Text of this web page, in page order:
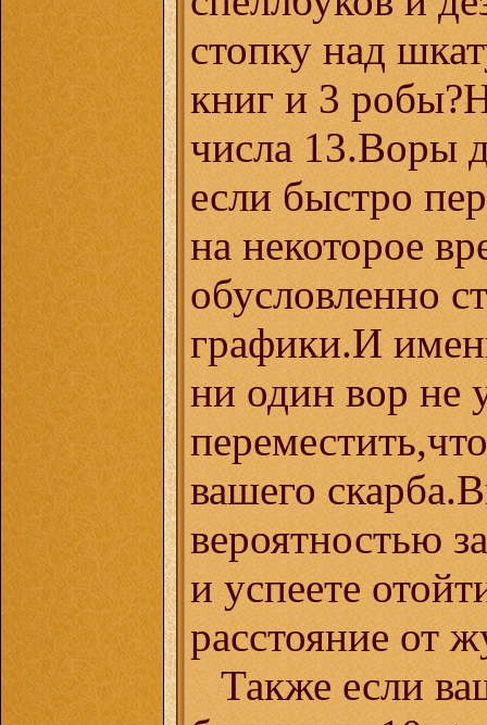
стопку над
книг и 3
числа 13.Воры
если быстро
на некоторое
обусловленно
графики.И
ни один вор не
вашего
вероятностью
и успеете
расстояние от
Также если